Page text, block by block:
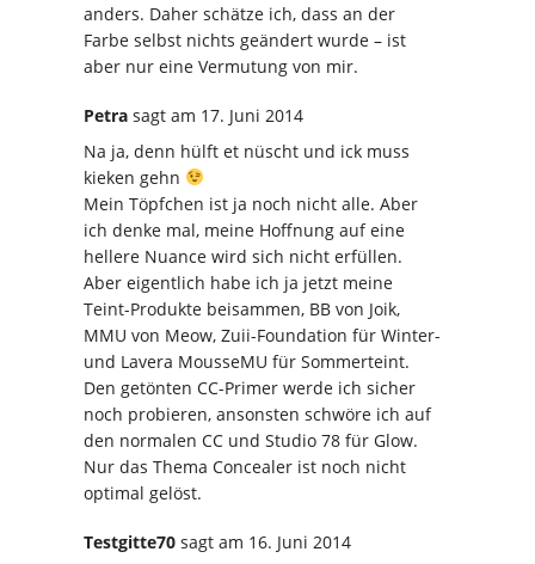
anders. Daher schätze ich, dass an der
Farbe selbst nichts geändert wurde – ist
aber nur eine Vermutung von mir.
Petra sagt am 17. Juni 2014
Na ja, denn hülft et nüscht und ick muss
kieken gehn
Mein Töpfchen ist ja noch nicht alle. Aber
ich denke mal, meine Hoffnung auf eine
hellere Nuance wird sich nicht erfüllen.
Aber eigentlich habe ich ja jetzt meine
Teint-Produkte beisammen, BB von Joik,
MMU von Meow, Zuii-Foundation für Winter-
und Lavera MousseMU für Sommerteint.
Den getönten CC-Primer werde ich sicher
noch probieren, ansonsten schwöre ich auf
den normalen CC und Studio 78 für Glow.
Nur das Thema Concealer ist noch nicht
optimal gelöst.
Testgitte70 sagt am 16. Juni 2014